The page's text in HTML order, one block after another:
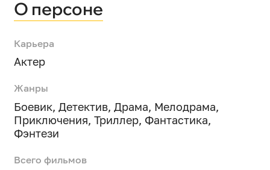
О персоне
Карьера
Актер
Жанры
Боевик, Детектив, Драма, Мелодрама,
Приключения, Триллер, Фантастика,
Фэнтези
Всего фильмов